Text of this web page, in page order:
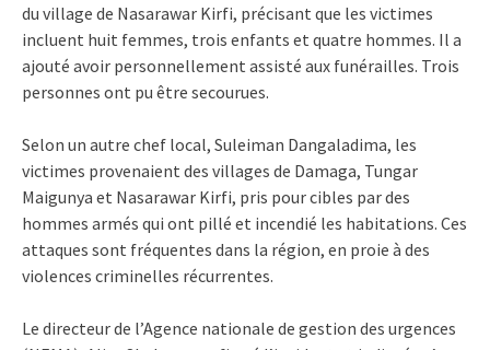
du village de Nasarawar Kirfi, précisant que les victimes
incluent huit femmes, trois enfants et quatre hommes. Il a
ajouté avoir personnellement assisté aux funérailles. Trois
personnes ont pu être secourues.
Selon un autre chef local, Suleiman Dangaladima, les
victimes provenaient des villages de Damaga, Tungar
Maigunya et Nasarawar Kirfi, pris pour cibles par des
hommes armés qui ont pillé et incendié les habitations. Ces
attaques sont fréquentes dans la région, en proie à des
violences criminelles récurrentes.
Le directeur de l’Agence nationale de gestion des urgences